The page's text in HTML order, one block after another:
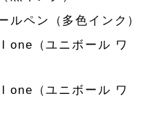
ルペン（多色インク）
one（ユニボール ワ
one（ユニボール ワ